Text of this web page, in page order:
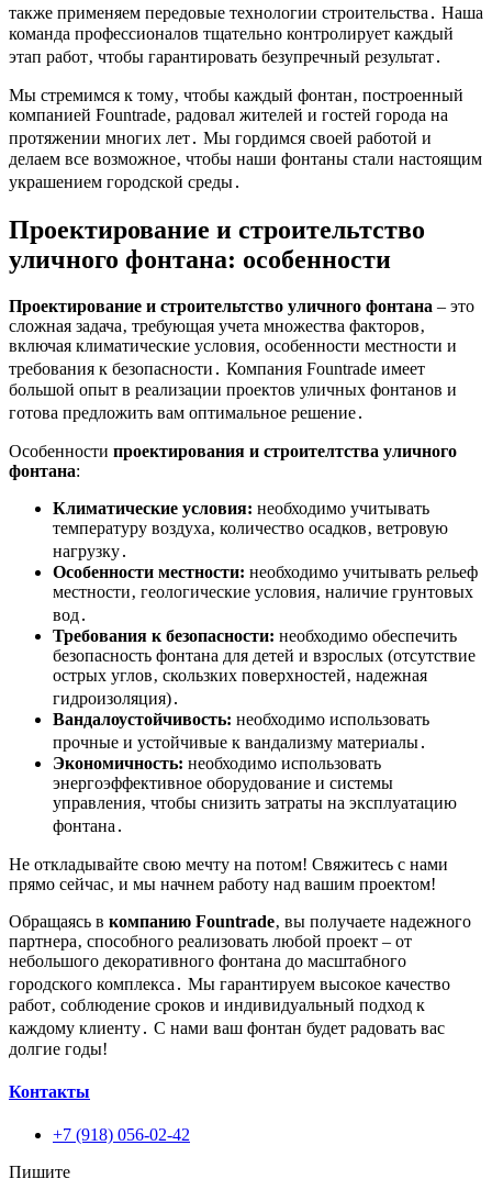
также применяем передовые технологии строительства․ Наша
команда профессионалов тщательно контролирует каждый
этап работ‚ чтобы гарантировать безупречный результат․
Мы стремимся к тому‚ чтобы каждый фонтан‚ построенный
компанией Fountrade‚ радовал жителей и гостей города на
протяжении многих лет․ Мы гордимся своей работой и
делаем все возможное‚ чтобы наши фонтаны стали настоящим
украшением городской среды․
Проектирование и строительтство
уличного фонтана: особенности
Проектирование и строительтство уличного фонтана – это
сложная задача‚ требующая учета множества факторов‚
включая климатические условия‚ особенности местности и
требования к безопасности․ Компания Fountrade имеет
большой опыт в реализации проектов уличных фонтанов и
готова предложить вам оптимальное решение․
Особенности проектирования и строителтства уличного
фонтана:
Климатические условия: необходимо учитывать
температуру воздуха‚ количество осадков‚ ветровую
нагрузку․
Особенности местности: необходимо учитывать рельеф
местности‚ геологические условия‚ наличие грунтовых
вод․
Требования к безопасности: необходимо обеспечить
безопасность фонтана для детей и взрослых (отсутствие
острых углов‚ скользких поверхностей‚ надежная
гидроизоляция)․
Вандалоустойчивость: необходимо использовать
прочные и устойчивые к вандализму материалы․
Экономичность: необходимо использовать
энергоэффективное оборудование и системы
управления‚ чтобы снизить затраты на эксплуатацию
фонтана․
Не откладывайте свою мечту на потом! Свяжитесь с нами
прямо сейчас‚ и мы начнем работу над вашим проектом!
Обращаясь в компанию Fountrade‚ вы получаете надежного
партнера‚ способного реализовать любой проект – от
небольшого декоративного фонтана до масштабного
городского комплекса․ Мы гарантируем высокое качество
работ‚ соблюдение сроков и индивидуальный подход к
каждому клиенту․ С нами ваш фонтан будет радовать вас
долгие годы!
Контакты
+7 (918) 056-02-42
Пишите